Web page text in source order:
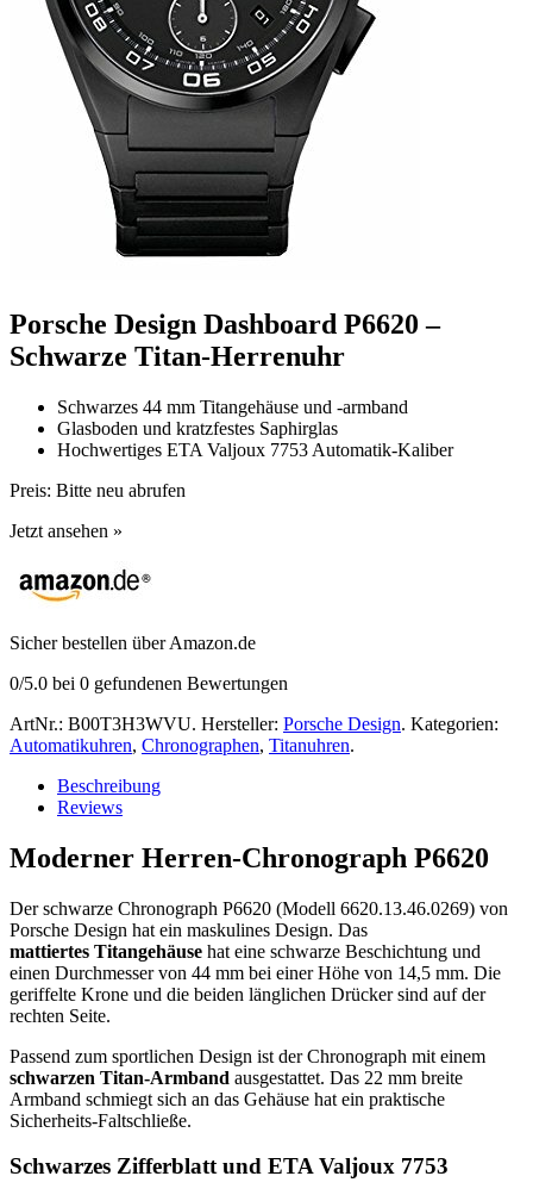
Porsche Design Dashboard P6620 –
Schwarze Titan-Herrenuhr
Schwarzes 44 mm Titangehäuse und -armband
Glasboden und kratzfestes Saphirglas
Hochwertiges ETA Valjoux 7753 Automatik-Kaliber
Preis: Bitte neu abrufen
Jetzt ansehen »
Sicher bestellen über Amazon.de
0/5.0 bei 0 gefundenen Bewertungen
ArtNr.: B00T3H3WVU. Hersteller: Porsche Design. Kategorien:
Automatikuhren, Chronographen, Titanuhren.
Beschreibung
Reviews
Moderner Herren-Chronograph P6620
Der schwarze Chronograph P6620 (Modell 6620.13.46.0269) von
Porsche Design hat ein maskulines Design. Das
mattiertes Titangehäuse hat eine schwarze Beschichtung und
einen Durchmesser von 44 mm bei einer Höhe von 14,5 mm. Die
geriffelte Krone und die beiden länglichen Drücker sind auf der
rechten Seite.
Passend zum sportlichen Design ist der Chronograph mit einem
schwarzen Titan-Armband ausgestattet. Das 22 mm breite
Armband schmiegt sich an das Gehäuse hat ein praktische
Sicherheits-Faltschließe.
Schwarzes Zifferblatt und ETA Valjoux 7753